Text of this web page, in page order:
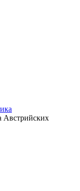
Австрийских